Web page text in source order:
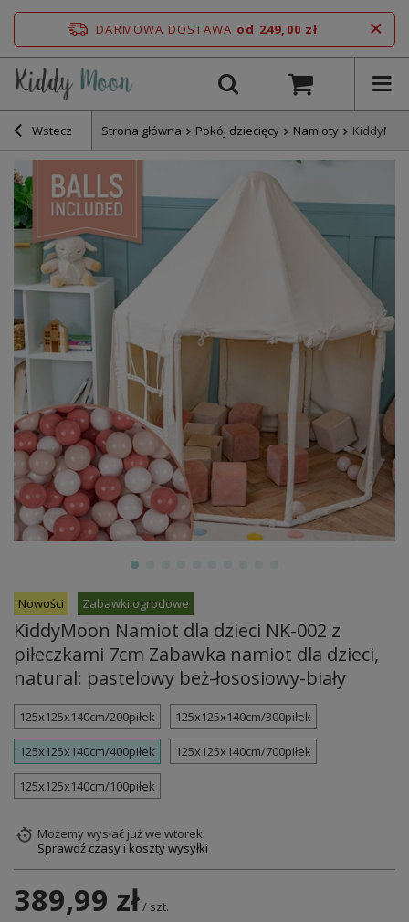
DARMOWA DOSTAWA od 249,00 zł
Wstecz Strona główna Pokój dziecięcy Namioty
Nowości Zabawki ogrodowe
KiddyMoon Namiot dla dzieci NK-002 z
piłeczkami 7cm Zabawka namiot dla dzieci,
natural: pastelowy beż-łososiowy-biały
125x125x140cm/200piłek 125x125x140cm/300piłek
125x125x140cm/400piłek 125x125x140cm/700piłek
125x125x140cm/100piłek
Możemy wysłać jużwe wtorek
Sprawdź czasy i koszty wysyłki
389,99 zł/ szt.